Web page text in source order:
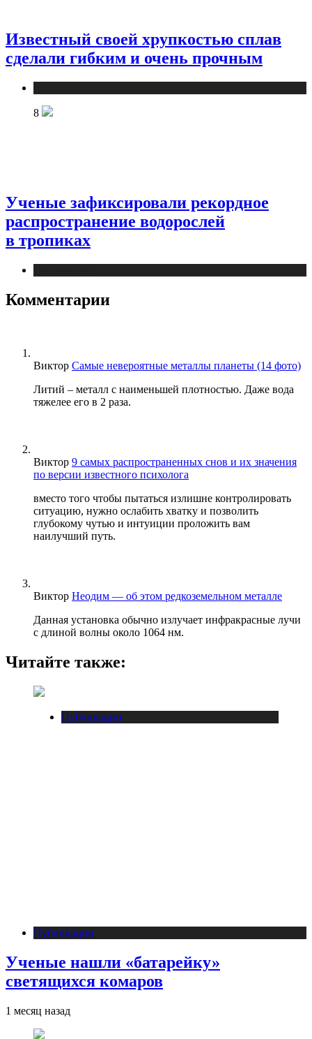
Известный своей хрупкостью сплав
сделали гибким и очень прочным
8
Ученые зафиксировали рекордное
распространение водорослей
в тропиках
Комментарии
Виктор Самые невероятные металлы планеты (14 фото)
Литий – металл с наименьшей плотностью. Даже вода
тяжелее его в 2 раза.
Виктор 9 самых распространенных снов и их значения
по версии известного психолога
вместо того чтобы пытаться излишне контролировать
ситуацию, нужно ослабить хватку и позволить
глубокому чутью и интуиции проложить вам
наилучший путь.
Виктор Неодим — об этом редкоземельном металле
Данная установка обычно излучает инфракрасные лучи
с длиной волны около 1064 нм.
Читайте также:
Публикации
Публикации
Ученые нашли «батарейку»
светящихся комаров
1 месяц назад